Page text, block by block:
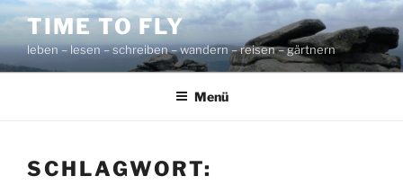
Zum
Inhalt
springen
TIME TO FLY
leben – lesen – schreiben – wandern – reisen – gärtnern
Menü
SCHLAGWORT: